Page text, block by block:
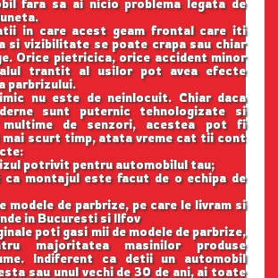
fara sa ai nicio problema legata de
in care acest geam frontal care iti
si vizibilitate se poate crapa sau chiar
Orice pietricica, orice accident minor
trantit al usilor pot avea efecte
parbrizului.
nu este de neinlocuit. Chiar daca
sunt puternic tehnologizate si
multime de senzori, acestea pot fi
scurt timp, atata vreme cat tii cont
potrivit pentru automobilul tau;
ca montajul este facut de o echipa de
modele de parbrize, pe care le livram si
in Bucuresti si Ilfov
poti gasi mii de modele de parbrize,
majoritatea masinilor produse
Indiferent ca detii un automobil
sau unul vechi de 30 de ani, ai toate